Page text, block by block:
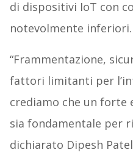
di dispositivi IoT con
notevolmente inferiori.
“Frammentazione,
fattori limitanti per
crediamo che un forte
sia fondamentale per
dichiarato Dipesh